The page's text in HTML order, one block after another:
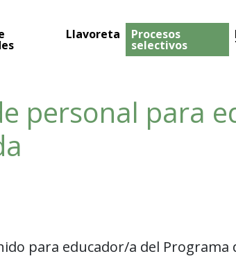
Llavoreta Procesos
selectivos
personal para
para educador/a del Programa